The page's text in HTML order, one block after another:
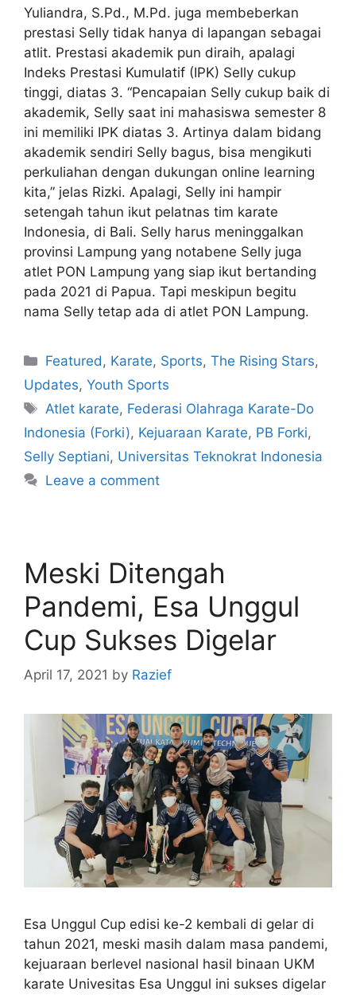
Yuliandra, S.Pd., M.Pd. juga membeberkan
prestasi Selly tidak hanya di lapangan sebagai
atlit. Prestasi akademik pun diraih, apalagi
Indeks Prestasi Kumulatif (IPK) Selly cukup
tinggi, diatas 3. “Pencapaian Selly cukup baik di
akademik, Selly saat ini mahasiswa semester 8
ini memiliki IPK diatas 3. Artinya dalam bidang
akademik sendiri Selly bagus, bisa mengikuti
perkuliahan dengan dukungan online learning
kita,” jelas Rizki. Apalagi, Selly ini hampir
setengah tahun ikut pelatnas tim karate
Indonesia, di Bali. Selly harus meninggalkan
provinsi Lampung yang notabene Selly juga
atlet PON Lampung yang siap ikut bertanding
pada 2021 di Papua. Tapi meskipun begitu
nama Selly tetap ada di atlet PON Lampung.
Featured , Karate, Sports,The Rising Stars,
Updates, Youth Sports
Atlet karate, Federasi Olahraga Karate-Do
Indonesia (Forki), Kejuaraan Karate, PB Forki,
Selly Septiani, Universitas Teknokrat Indonesia
Leave a comment
Meski Ditengah
Pandemi, Esa Unggul
Cup Sukses Digelar
April 17, 2021 by Razief
Esa Unggul Cup edisi ke-2 kembali di gelar di
tahun 2021, meski masih dalam masa pandemi,
kejuaraan berlevel nasional hasil binaan UKM
karate Univesitas Esa Unggul ini sukses digelar